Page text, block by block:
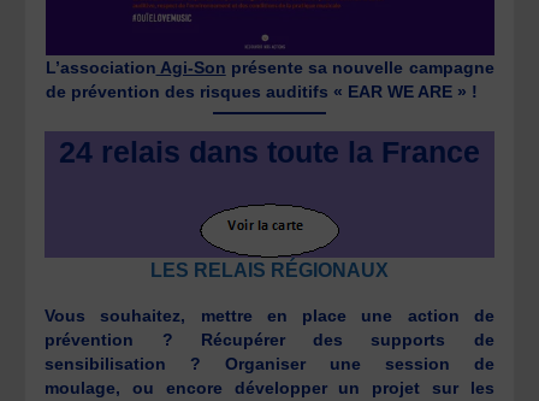
L’association Agi-Son présente sa nouvelle campagne
de prévention des risques auditifs « EAR WE ARE » !
24 relais dans toute la France
LES RELAIS RÉGIONAUX
Vous souhaitez, mettre en place une action de
prévention ? Récupérer des supports de
sensibilisation ? Organiser une session de
moulage, ou encore développer un projet sur les